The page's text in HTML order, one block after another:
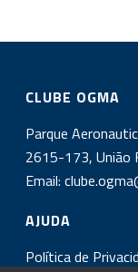
CLUBE OGMA
Parque
2615-173, União
Email:
AJUDA
Política de